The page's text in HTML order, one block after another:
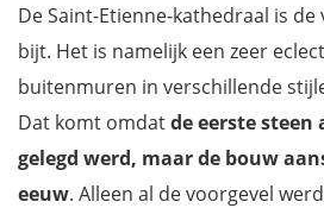
De Saint-Etienne-kathedraal is
bijt. Het is namelijk een zeer
buitenmuren in verschillende
Dat komt omdatde eerste steen
gelegd werd, maar de bouw
eeuw. Alleen al de voorgevel